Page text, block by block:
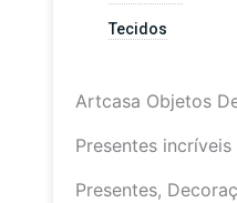
Tecidos
Artcasa Objetos
Presentes
Presentes,